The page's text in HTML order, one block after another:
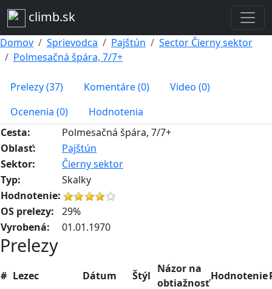
climb.sk
Domov Sprievodca Pajštún
Sector Čierny sektor
Polmesačná špára, 7/7+
Prelezy (37) Komentáre (0)
Video (0)
Ocenenia (0)
Hodnotenia
Cesta:
Polmesačná špára, 7/7+
Oblasť:
Pajštún
Sektor:
Čierny sektor
Typ:
Skalky
Hodnotenie:
OS prelezy:
29%
Vyrobená:
01.01.1970
Prelezy
# Lezec Dátum Štýl
Názor na
obtiažnosť
Hodnotenie